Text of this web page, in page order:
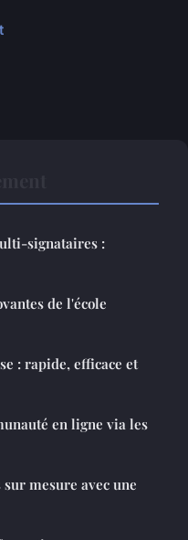
signataires :
de l'école
: rapide, efficace et
en ligne via les
mesure avec une